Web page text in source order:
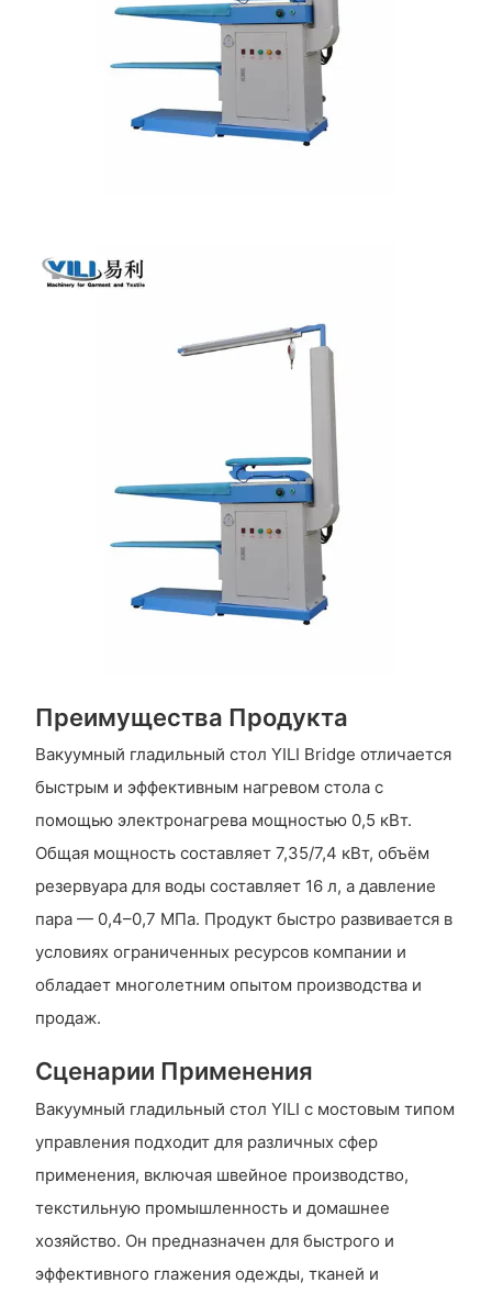
Преимущества Продукта
Вакуумный гладильный стол YILI Bridge отличается
быстрым и эффективным нагревом стола с
помощью электронагрева мощностью 0,5 кВт.
Общая мощность составляет 7,35/7,4 кВт, объём
резервуара для воды составляет 16 л, а давление
пара — 0,4–0,7 МПа. Продукт быстро развивается в
условиях ограниченных ресурсов компании и
обладает многолетним опытом производства и
продаж.
Сценарии Применения
Вакуумный гладильный стол YILI с мостовым типом
управления подходит для различных сфер
применения, включая швейное производство,
текстильную промышленность и домашнее
хозяйство. Он предназначен для быстрого и
эффективного глажения одежды, тканей и